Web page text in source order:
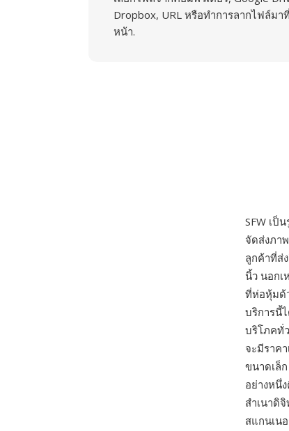
Dropbox, URL หรือทำการลากไฟล์มาที่
หน้า.
SFW เป็
จัดส่งภา
ลูกค้าที่ส่
นิ้ว นอกเ
ที่ห่อหุ้มด้
บริการนี้
บริโภคทั่
จะมีราค
ขนาดเล็
อย่างหนึ่
สำเนาดิ
สแกนเน